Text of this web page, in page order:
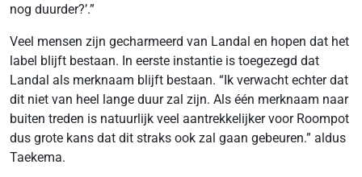
nog duurder?’.”
Veel mensen zijn gecharmeerd van Landal en hopen dat het
label blijft bestaan. In eerste instantie is toegezegd dat
Landal als merknaam blijft bestaan. “Ik verwacht echter dat
dit niet van heel lange duur zal zijn. Als één merknaam naar
buiten treden is natuurlijk veel aantrekkelijker voor Roompot
dus grote kans dat dit straks ook zal gaan gebeuren.” aldus
Taekema.